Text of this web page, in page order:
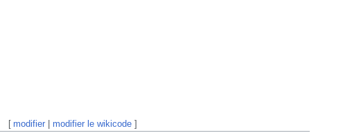
[ modifier |modifier le wikicode ]